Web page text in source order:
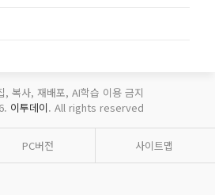
, 복사, 재배포, AI학습 이용 금지
이투데이. All rights reserved
PC버전 사이트맵